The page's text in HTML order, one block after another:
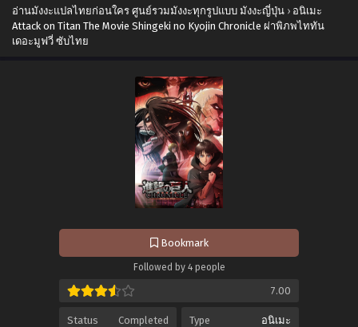
อ่านมังงะแปลไทยก่อนใคร ศูนย์รวมมังงะทุกรูปแบบ มังงะญี่ปุ่น › อนิเมะ
Attack on Titan The Movie Shingeki no Kyojin Chronicle ผ่าพิภพไททัน
เดอะมูฟวี่ ซับไทย
Bookmark
Followed by 4 people
7.00
Status Completed Type อนิเมะ